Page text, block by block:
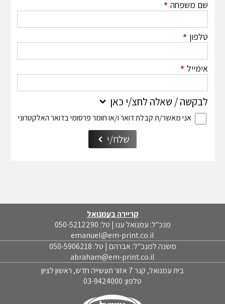
שם משפחה *
טלפון *
אימייל *
לבקשה / שאלה לחצ/י כאן
אני מאשר/ת קבלת דואר ו/או חומר פרסומי בדואר האלקטרוני
שלח/י
קריירה בעמנואל
מנכ"ל: עמנואל ענו | טל: 050-5212290
emanuel@em-print.co.il
משנה למנכ"ל: אברהם | טל: 050-5906218
abraham@em-print.co.il
בית עמנואל, קנר 7 אזור תעשייה חדש, ראשון לציון
טלפון: 03-9424000